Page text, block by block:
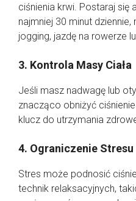
ciśnienia krwi. Postaraj się
najmniej 30 minut
jogging, jazdę na rowerze
3. Kontrola Masy Ciała
Jeśli masz nadwagę lub
znacząco obniżyć
klucz do utrzymania
4. Ograniczenie Stresu
Stres może podnosić
technik relaksacyjnych,